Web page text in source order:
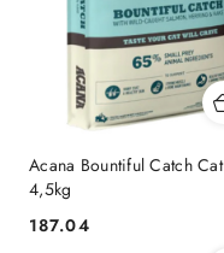
Acana Bountiful Catch Cat
4,5kg
Cena:
187.04